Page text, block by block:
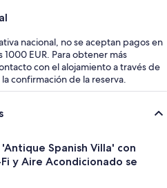
nacional, no se aceptan pagos en
EUR. Para obtener más
con el alojamiento a través de
confirmación de la reserva.
'Antique Spanish Villa' con
y Aire Acondicionado se